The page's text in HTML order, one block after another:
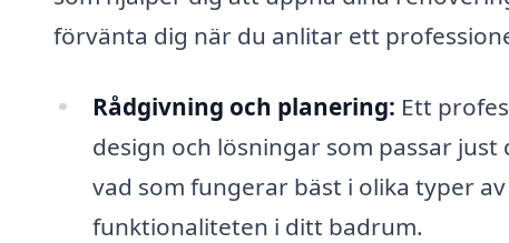
förvänta dig när du anlitar ett
Rådgivning och planering: Ett
design och lösningar som passar
vad som fungerar bäst i olika typer
funktionaliteten i ditt badrum.